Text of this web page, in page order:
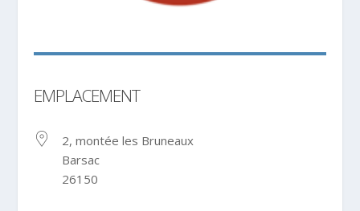
EMPLACEMENT
2, montée les Bruneaux
Barsac
26150